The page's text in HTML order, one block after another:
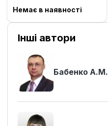
Немає в наявності
Інші автори
Бабенко А.М.